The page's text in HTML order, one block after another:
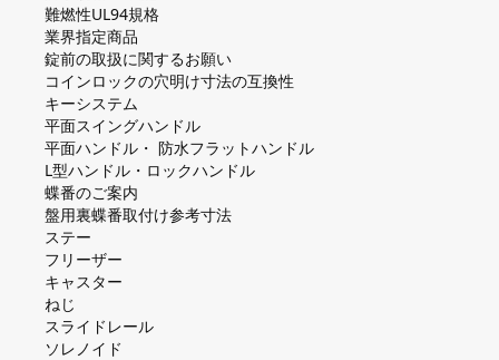
難燃性UL94規格
業界指定商品
錠前の取扱に関するお願い
コインロックの⽳明け⼨法の互換性
キーシステム
平⾯スイングハンドル
平⾯ハンドル・ 防⽔フラットハンドル
L型ハンドル・ロックハンドル
蝶番のご案内
盤⽤裏蝶番取付け参考⼨法
ステー
フリーザー
キャスター
ねじ
スライドレール
ソレノイド